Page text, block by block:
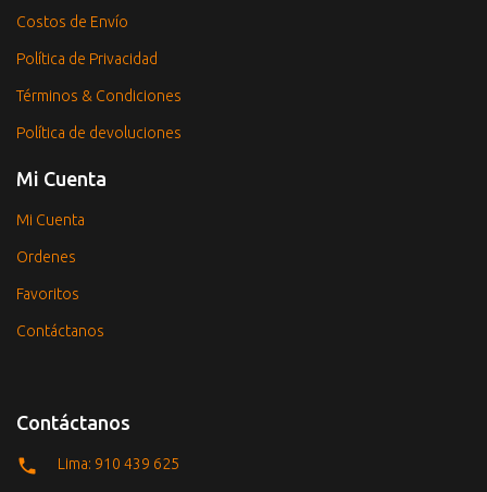
Costos de Envío
Política de Privacidad
Términos & Condiciones
Política de devoluciones
Mi Cuenta
Mi Cuenta
Ordenes
Favoritos
Contáctanos
Contáctanos
Lima: 910 439 625